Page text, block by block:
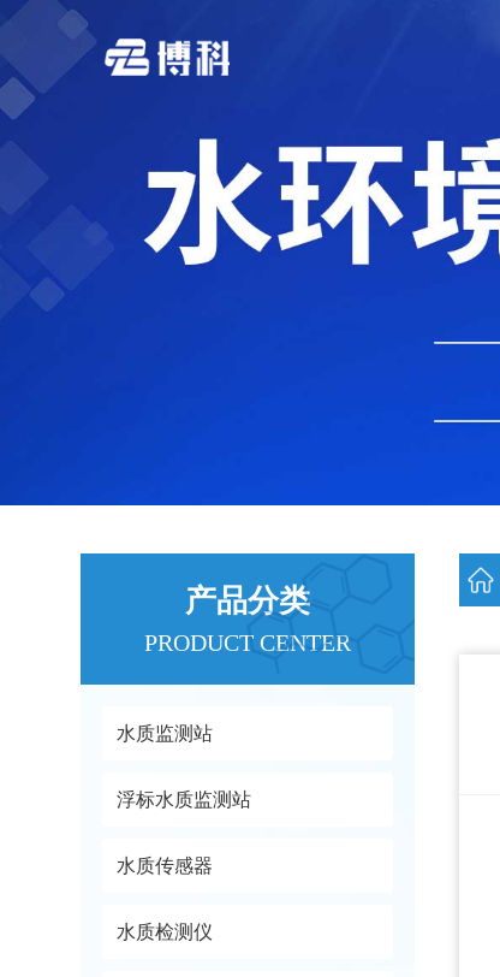
产品分类
PRODUCT CENTER
水质监测站
浮标水质监测站
水质传感器
水质检测仪